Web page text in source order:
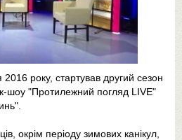
року, стартував другий сезон
шоу "Протилежний погляд LIVE"
окрім періоду зимових канікул,